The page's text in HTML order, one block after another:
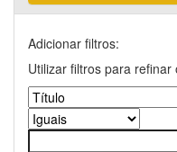
Adicionar filtros:
Utilizar filtros para